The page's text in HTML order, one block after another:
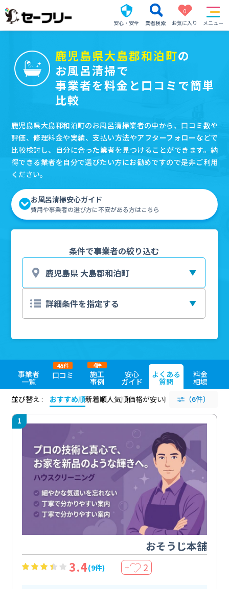
安心・安全 業者検索
0
お気に入り
メニュー
鹿児島県大島郡和泊町の
お風呂清掃で
事業者を料金と口コミで簡単
比較
鹿児島県大島郡和泊町のお風呂清掃業者の中から、口コミ数や
評価、修理料金や実績、支払い方法やアフターフォローなどで
比較検討し、自分に合った業者を見つけることができます。納
得できる業者を自分で選びたい方にお勧めですので是非ご利用
ください。
お風呂清掃安心ガイド
費用や事業者の選び方に不安がある方はこちら
条件で事業者の絞り込む
事業者
一覧
口コミ
45件
施工
事例
4件
安心
ガイド
よくある
質問
料金
相場
並び替え :
おすすめ順新着順人気順価格が安い順 評価が高い順
（6件）
1
おそうじ本舗
3.4(9件) ＋ 2